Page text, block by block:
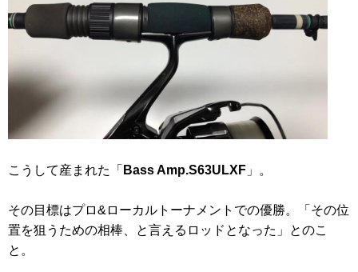
こうして産まれた「 Bass Amp.S63ULXF 」。
その目標はプロ&ローカルトーナメントでの優勝。「その位
置を狙うための相棒、と言えるロッドとなった」とのこ
と。